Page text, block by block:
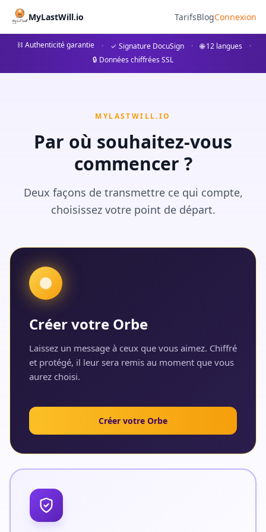
MyLastWill.io TarifsBlogConnexion
⛓ Authenticité garantie · ✓ Signature DocuSign · 🌐 12 langues
·
🔒 Données chiffrées SSL
MYLASTWILL.IO
Par où souhaitez-vous
commencer ?
Deux façons de transmettre ce qui compte,
choisissez votre point de départ.
Créer votre Orbe
Laissez un message à ceux que vous aimez. Chiffré
et protégé, il leur sera remis au moment que vous
aurez choisi.
Créer votre Orbe